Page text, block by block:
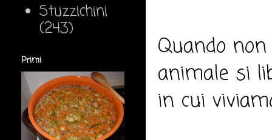
Quando
animale si
in cui
Stuzzichini
(243)
Primi